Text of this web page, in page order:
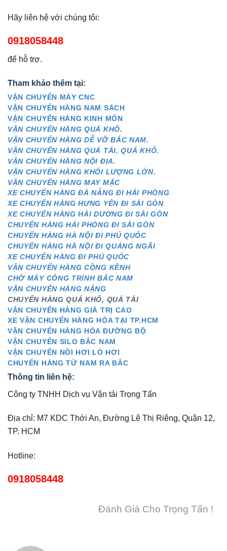
Hãy liên hệ với chúng tôi:
0918058448
để hỗ trợ.
Tham khảo thêm tại:
VẬN CHUYỂN MÁY CNC
VẬN CHUYỂN HÀNG NAM SÁCH
VẬN CHUYỂN HÀNG KINH MÔN
VẬN CHUYỂN HÀNG QUÁ KHỔ.
VẬN CHUYỂN HÀNG DỄ VỠ BẮC NAM.
VẬN CHUYỂN HÀNG QUÁ TẢI, QUÁ KHỔ.
VẬN CHUYỂN HÀNG NỘI ĐỊA.
VẬN CHUYỂN HÀNG KHỐI LƯỢNG LỚN.
VẬN CHUYỂN HÀNG MAY MẶC
XE CHUYỂN HÀNG ĐÀ NẴNG ĐI HẢI PHÒNG
XE CHUYỂN HÀNG HƯNG YÊN ĐI SÀI GÒN
XE CHUYỂN HÀNG HẢI DƯƠNG ĐI SÀI GÒN
CHUYỂN HÀNG HẢI PHÒNG ĐI SÀI GÒN
CHUYỂN HÀNG HÀ NỘI ĐI PHÚ QUỐC
CHUYỂN HÀNG HÀ NỘI ĐI QUẢNG NGÃI
XE CHUYỂN HÀNG ĐI PHÚ QUỐC
VẬN CHUYỂN HÀNG CỒNG KỀNH
CHỞ MÁY CÔNG TRÌNH BẮC NAM
VẬN CHUYỂN HÀNG NẶNG
CHUYỂN HÀNG QUÁ KHỔ, QUÁ TẢI
VẬN CHUYỂN HÀNG GIÁ TRỊ CAO
XE VẬN CHUYỂN HÀNG HÓA TẠI TP.HCM
VẬN CHUYỂN HÀNG HÓA ĐƯỜNG BỘ
VẬN CHUYỂN SILO BẮC NAM
VẬN CHUYỂN NỒI HƠI LÒ HƠI
CHUYỂN HÀNG TỪ NAM RA BẮC
Thông tin liên hệ:
Công ty TNHH Dịch vụ Vận tải Trọng Tấn
Địa chỉ: M7 KDC Thới An, Đường Lê Thị Riêng, Quận 12,
TP. HCM
Hotline:
0918058448
Đánh Giá Cho Trọng Tấn !